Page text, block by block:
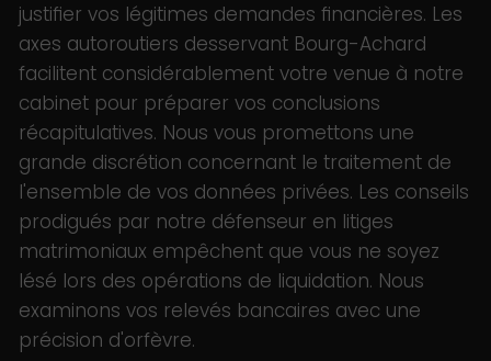
justifier vos légitimes demandes financières. Les
axes autoroutiers desservant Bourg-Achard
facilitent considérablement votre venue à notre
cabinet pour préparer vos conclusions
récapitulatives. Nous vous promettons une
grande discrétion concernant le traitement de
l'ensemble de vos données privées. Les conseils
prodigués par notre défenseur en litiges
matrimoniaux empêchent que vous ne soyez
lésé lors des opérations de liquidation. Nous
examinons vos relevés bancaires avec une
précision d'orfèvre.